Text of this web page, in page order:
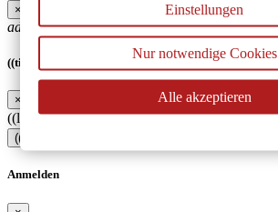
×
add_circle_outlineNeue Liste anlegen
((title))
×
((label))
((cancelText))
Anmelden
Einstellungen
Nur notwendige Cookies
Alle akzeptieren